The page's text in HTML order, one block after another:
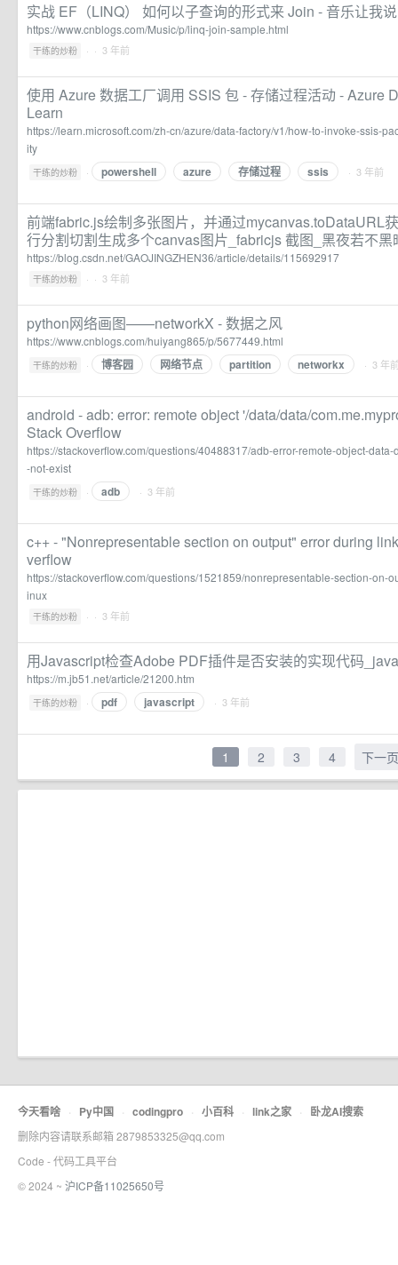
实战 EF（LINQ） 如何以子查询的形式来 Join - 音乐让我说
https://www.cnblogs.com/Music/p/linq-join-sample.html
干练的炒粉 · · 3 年前
使用 Azure 数据工厂调用 SSIS 包 - 存储过程活动 - Azure
Learn
https://learn.microsoft.com/zh-cn/azure/data-factory/v1/how-to-invoke-ssis-
ity
干练的炒粉 · powershell azure 存储过程 ssis · 3 年前
前端fabric.js绘制多张图片，并通过mycanvas.toDataURL
行分割切割生成多个canvas图片_fabricjs 截图_黑夜若不黑
https://blog.csdn.net/GAOJINGZHEN36/article/details/115692917
干练的炒粉 · · 3 年前
python网络画图——networkX - 数据之风
https://www.cnblogs.com/huiyang865/p/5677449.html
干练的炒粉 · 博客园 网络节点 partition networkx · 3 年
android - adb: error: remote object '/data/data/
Stack Overflow
https://stackoverflow.com/questions/40488317/adb-error-remote-object-
-not-exist
干练的炒粉 · adb · 3 年前
c++ - "Nonrepresentable section on output" error during
verflow
https://stackoverflow.com/questions/1521859/nonrepresentable-section-on-
inux
干练的炒粉 · · 3 年前
用Javascript检查Adobe PDF插件是否安装的实现代码
https://m.jb51.net/article/21200.htm
干练的炒粉 · pdf javascript · 3 年前
1 2 3 4 下一页
今天看啥 · Py中国 · codingpro · 小百科 · link之家 · 卧龙AI搜索
删除内容请联系邮箱 2879853325@qq.com
Code - 代码工具平台
© 2024 ~ 沪ICP备11025650号